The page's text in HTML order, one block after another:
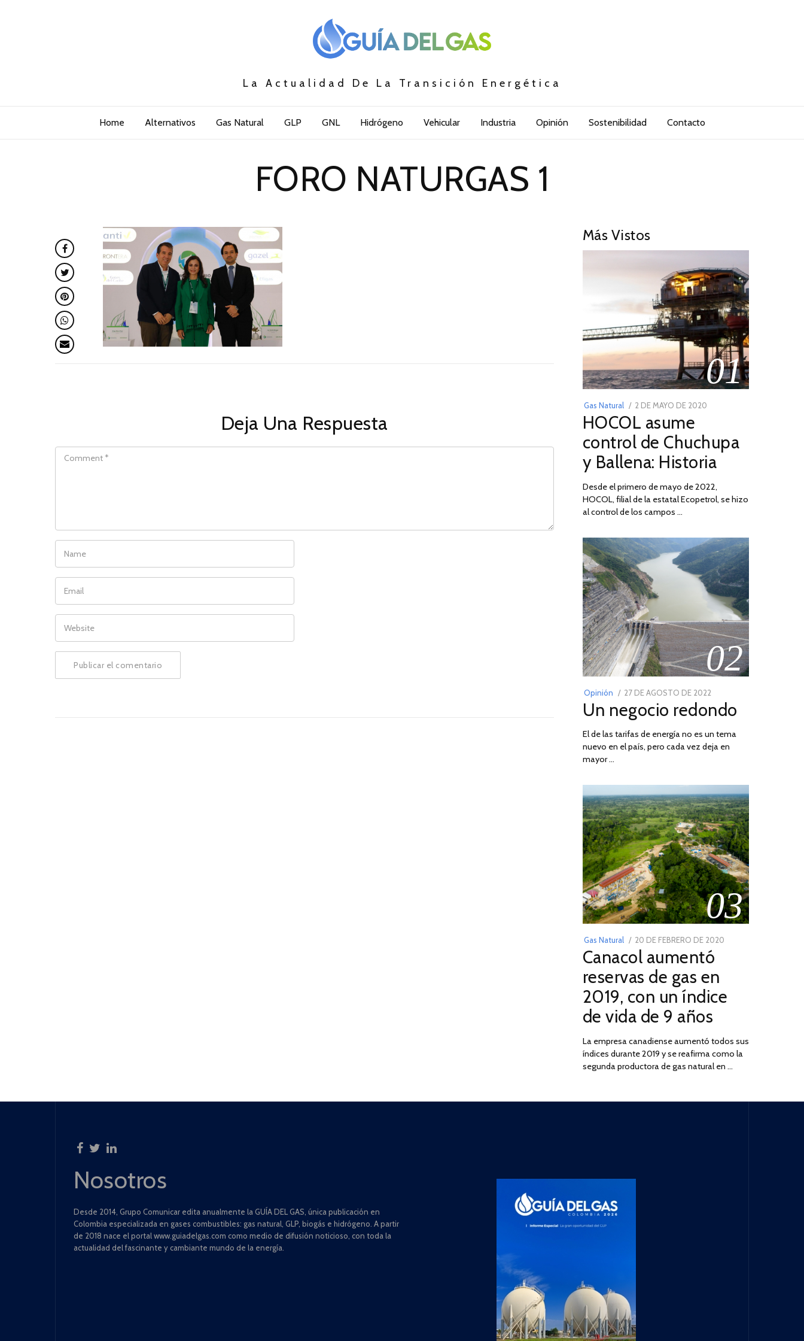
La Actualidad De La Transición Energética
Home Alternativos Gas Natural GLP GNL Hidrógeno Vehicular Industria Opinión Sostenibilidad Contacto
FORO NATURGAS 1
Deja Una Respuesta
Más Vistos
01
Gas Natural
POSTED
ON
2 DE MAYO DE 2020
DE
2026
HOCOL asume
control de Chuchupa
y Ballena: Historia
Desde el primero de mayo de 2022,
HOCOL, filial de la estatal Ecopetrol, se hizo
al control de los campos …
02
Opinión
POSTED
ON
27 DE AGOSTO DE 2022
DE
DE
2022
Un negocio redondo
El de las tarifas de energía no es un tema
nuevo en el país, pero cada vez deja en
mayor …
03
Gas Natural
POSTED
ON
20 DE FEBRERO DE 2020
2025
Canacol aumentó
reservas de gas en
2019, con un índice
de vida de 9 años
La empresa canadiense aumentó todos sus
índices durante 2019 y se reafirma como la
segunda productora de gas natural en …
Nosotros
Desde 2014, Grupo Comunicar edita anualmente la GUÍA DEL GAS, única publicación en
Colombia especializada en gases combustibles: gas natural, GLP, biogás e hidrógeno. A partir
de 2018 nace el portal www.guiadelgas.com como medio de difusión noticioso, con toda la
actualidad del fascinante y cambiante mundo de la energía.